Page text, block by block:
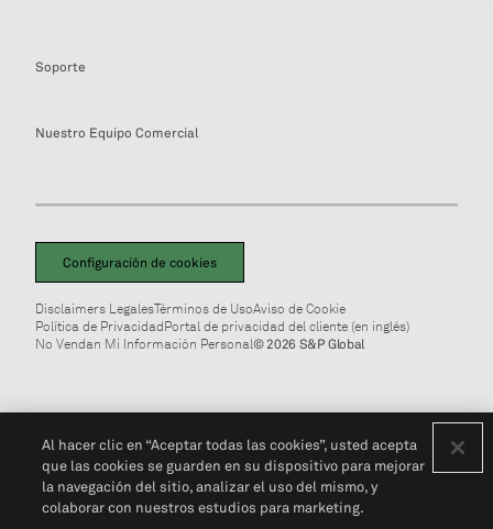
Soporte
Nuestro Equipo Comercial
Configuración de cookies
Disclaimers LegalesTérminos de UsoAviso de Cookie
Política de PrivacidadPortal de privacidad del cliente (en inglés)
No Vendan Mi Información Personal© 2026 S&P Global
Al hacer clic en “Aceptar todas las cookies”, usted acepta
que las cookies se guarden en su dispositivo para mejorar
la navegación del sitio, analizar el uso del mismo, y
colaborar con nuestros estudios para marketing.